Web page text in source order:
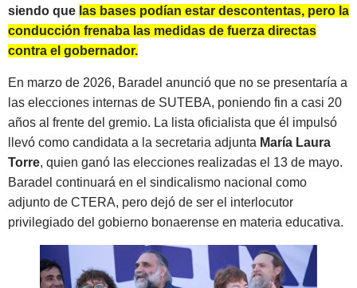
siendo que las bases podían estar descontentas, pero la
conducción frenaba las medidas de fuerza directas
contra el gobernador.
En marzo de 2026, Baradel anunció que no se presentaría a
las elecciones internas de SUTEBA, poniendo fin a casi 20
años al frente del gremio. La lista oficialista que él impulsó
llevó como candidata a la secretaria adjunta María Laura
Torre, quien ganó las elecciones realizadas el 13 de mayo.
Baradel continuará en el sindicalismo nacional como
adjunto de CTERA, pero dejó de ser el interlocutor
privilegiado del gobierno bonaerense en materia educativa.